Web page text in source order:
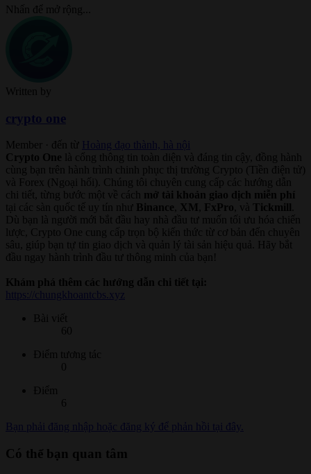
Nhấn để mở rộng...
Written by
crypto one
Member đến từ Hoàng đạo thành, hà nội
Crypto One là cổng thông tin toàn diện và đáng tin cậy, đồng hành
cùng bạn trên hành trình chinh phục thị trường Crypto (Tiền điện tử)
và Forex (Ngoại hối). Chúng tôi chuyên cung cấp các hướng dẫn
chi tiết, từng bước một về cách mở tài khoản giao dịch miễn phí
tại các sàn quốc tế uy tín như Binance XM FxPro , và Tickmill
Dù bạn là người mới bắt đầu hay nhà đầu tư muốn tối ưu hóa chiến
lược, Crypto One cung cấp trọn bộ kiến thức từ cơ bản đến chuyên
sâu, giúp bạn tự tin giao dịch và quản lý tài sản hiệu quả. Hãy bắt
đầu ngay hành trình đầu tư thông minh của bạn!
Khám phá thêm các hướng dẫn chi tiết tại:
https://chungkhoantcbs.xyz
Bài viết
60
Điểm tương tác
0
Điểm
6
Bạn phải đăng nhập hoặc đăng ký để phản hồi tại đây.
Có thể bạn quan tâm